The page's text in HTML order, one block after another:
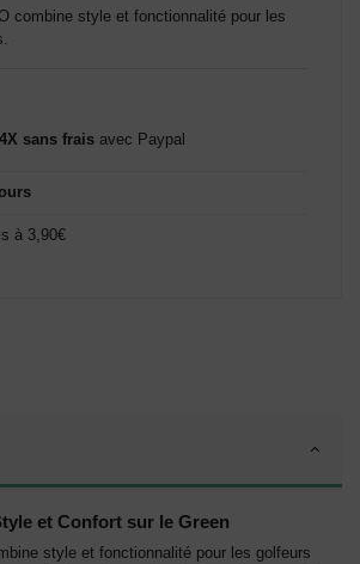
combine style et fonctionnalité pour les
sans frais avec Paypal
à 3,90€
et Confort sur le Green
style et fonctionnalité pour les golfeurs